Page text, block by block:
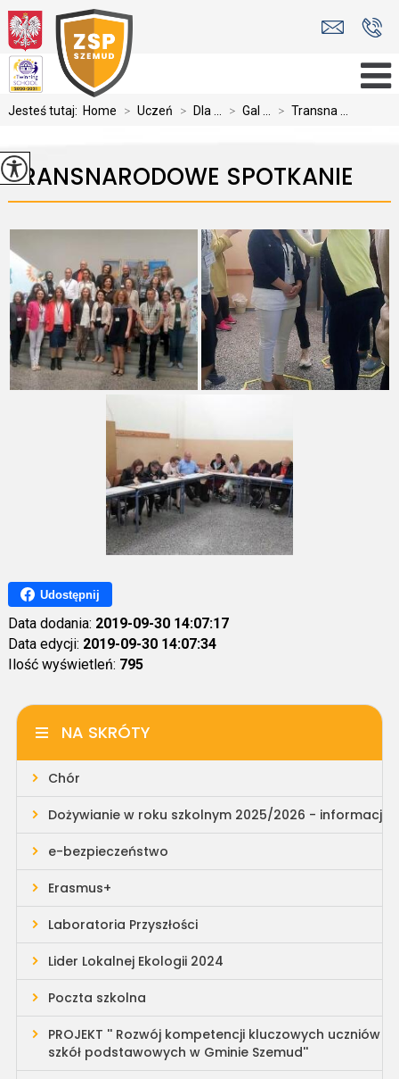
Jesteś tutaj: Home > Uczeń > Dla ... > Gal ... > Transna ...
TRANSNARODOWE SPOTKANIE
Udostępnij
Data dodania: 2019-09-30 14:07:17
Data edycji: 2019-09-30 14:07:34
Ilość wyświetleń: 795
NA SKRÓTY
Chór
Dożywianie w roku szkolnym 2025/2026 - informacja
e-bezpieczeństwo
Erasmus+
Laboratoria Przyszłości
Lider Lokalnej Ekologii 2024
Poczta szkolna
PROJEKT '' Rozwój kompetencji kluczowych uczniów
szkół podstawowych w Gminie Szemud''